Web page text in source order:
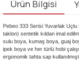
Ürün Bilgisi
Pebeo 333 Serisi Yuvarlak Uçlu
taklon) sentetik kıldan imal
sulu boya, kumaş boya, guaj
ipek boya ve her türlü hobi
ergonomik tahta sap